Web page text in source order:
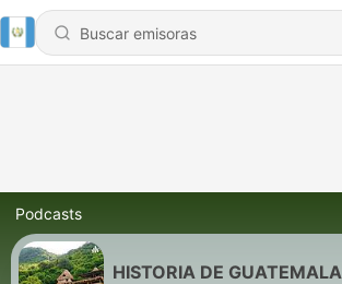
Podcasts
HISTORIA DE GUATEMALA